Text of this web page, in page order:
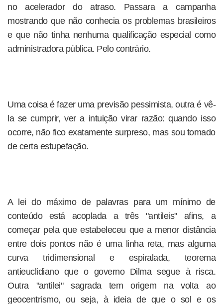
no acelerador do atraso. Passara a campanha
mostrando que não conhecia os problemas brasileiros
e que não tinha nenhuma qualificação especial como
administradora pública. Pelo contrário.
Uma coisa é fazer uma previsão pessimista, outra é vê-
la se cumprir, ver a intuição virar razão: quando isso
ocorre, não fico exatamente surpreso, mas sou tomado
de certa estupefação.
A lei do máximo de palavras para um mínimo de
conteúdo está acoplada a três "antileis" afins, a
começar pela que estabeleceu que a menor distância
entre dois pontos não é uma linha reta, mas alguma
curva tridimensional e espiralada, teorema
antieuclidiano que o governo Dilma segue à risca.
Outra "antilei" sagrada tem origem na volta ao
geocentrismo, ou seja, à ideia de que o sol e os